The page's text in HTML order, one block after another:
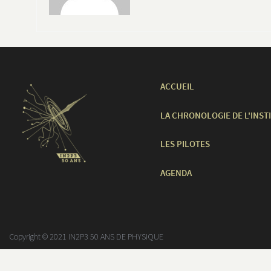
ACCUEIL
LA CHRONOLOGIE DE
LES PILOTES
AGENDA
Copyright © 2021 IN2P3 50 ANS DE PHYSIQUE